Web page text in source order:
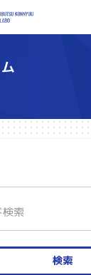
異物混入
検索